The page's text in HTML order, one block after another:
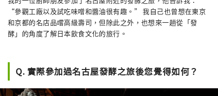
“參觀工廠以及試吃味噌和醬油很有趣。” 我自己也曾想在東京
和京都的名店品嚐高級壽司，但除此之外，也想來一趟從「發
酵」的角度了解日本飲食文化的旅行。
Q. 實際參加過名古屋發酵之旅後您覺得如何？